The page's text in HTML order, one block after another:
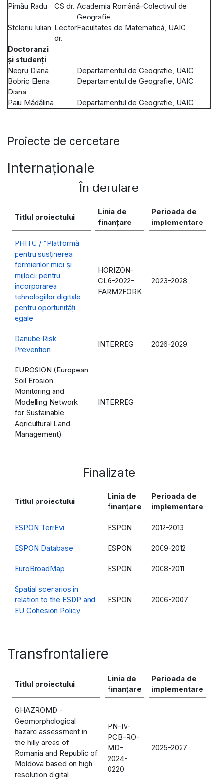
Pîrnău Radu CS dr. Academia Română-Colectivul de
Geografie
Stoleriu Iulian Lector
dr.
Facultatea de Matematică, UAIC
Doctoranzi
și studenți
Negru Diana
Departamentul de Geografie, UAIC
Bobric Elena
Diana
Departamentul de Geografie, UAIC
Paiu Mădălina Departamentul de Geografie, UAIC
Proiecte de cercetare
Internaționale
În derulare
Titlul proiectului
Linia de
finanțare
Perioada de
implementare
PHITO / “Platformă
pentru susținerea
fermierilor mici și
mijlocii pentru
încorporarea
tehnologiilor digitale
pentru oportunități
egale
HORIZON-
CL6-2022-
FARM2FORK
2023-2028
Danube Risk
Prevention
INTERREG 2026-2029
EUROSION (European
Soil Erosion
Monitoring and
Modelling Network
for Sustainable
Agricultural Land
Management)
INTERREG
Finalizate
Titlul proiectului
Linia de
finanțare
Perioada de
implementare
ESPON TerrEvi ESPON 2012-2013
ESPON Database ESPON 2009-2012
EuroBroadMap ESPON 2008-2011
Spatial scenarios in
relation to the ESDP and
EU Cohesion Policy
ESPON 2006-2007
Transfrontaliere
Titlul proiectului
Linia de
finanțare
Perioada de
implementare
GHAZROMD -
Geomorphological
hazard assessment in
the hilly areas of
Romania and Republic of
Moldova based on high
resolution digital
PN-IV-
PCB-RO-
MD-
2024-
0220
2025-2027